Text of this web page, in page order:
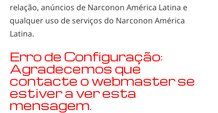
relação, anúncios de Narconon América Latina e
qualquer uso de serviços do Narconon América
Latina.
Erro de Configuração:
Agradecemos que
contacte o webmaster se
estiver a ver esta
mensagem.